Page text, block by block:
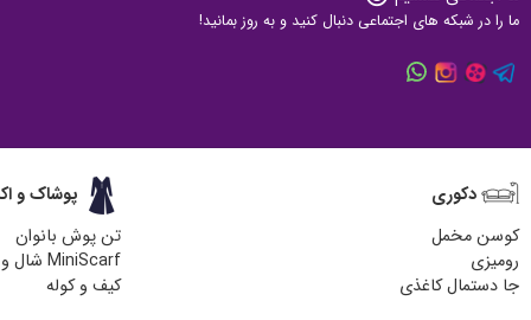
ما را در شبکه های اجتماعی دنبال کنید و به روز بمانید!
دکوری
کوسن مخمل
رومیزی
جا دستمال کاغذی
پوشاک و
تن پوش بانوان
MiniScarf شال و روسری
کیف و کوله